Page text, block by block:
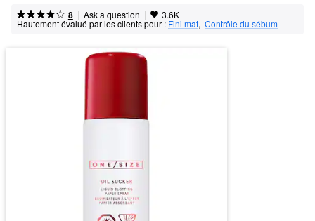
8 | Ask a question | 3.6K
Hautement évalué par les clients pour : Fini mat, Contrôle du sébum